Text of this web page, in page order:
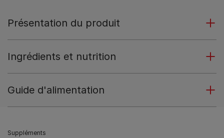
Présentation du produit
Ingrédients et nutrition
Guide d'alimentation
Suppléments